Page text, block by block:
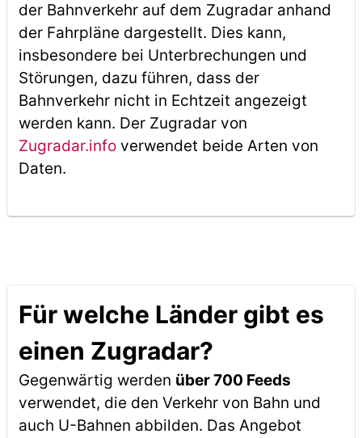
der Bahnverkehr auf dem Zugradar anhand
der Fahrpläne dargestellt. Dies kann,
insbesondere bei Unterbrechungen und
Störungen, dazu führen, dass der
Bahnverkehr nicht in Echtzeit angezeigt
werden kann. Der Zugradar von
Zugradar.infoverwendet beide Arten von
Daten.
Für welche Länder gibt es
einen Zugradar?
Gegenwärtig werden über 700 Feeds
verwendet, die den Verkehr von Bahn und
auch U-Bahnen abbilden. Das Angebot